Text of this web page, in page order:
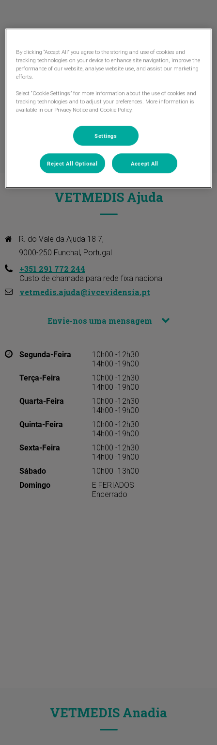
VETMEDIS Ajuda
R. do Vale da Ajuda 18 7,
9000-250 Funchal, Portugal
+351 291 772 244
Custo de chamada para rede fixa nacional
vetmedis.ajuda@ivcevidensia.pt
Envie-nos uma mensagem
Segunda-Feira
10h00 -12h30
14h00 -19h00
Terça-Feira
10h00 -12h30
14h00 -19h00
Quarta-Feira
10h00 -12h30
14h00 -19h00
Quinta-Feira
10h00 -12h30
14h00 -19h00
Sexta-Feira
10h00 -12h30
14h00 -19h00
Sábado
10h00 -13h00
Domingo
E FERIADOS
Encerrado
VETMEDIS Anadia
By clicking “Accept All” you agree to the storing and use of cookies and
tracking technologies on your device to enhance site navigation, improve the
performance of our website, analyse website use, and assist our marketing
efforts.
Select “Cookie Settings” for more information about the use of cookies and
tracking technologies and to adjust your preferences. More information is
available in our Privacy Notice and Cookie Policy.
Settings
Reject All Optional Accept All